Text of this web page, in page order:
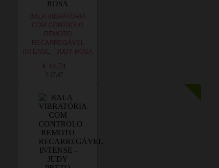
BALA VIBRATÓRIA
COM CONTROLO
REMOTO
RECARREGÁVEL
INTENSE - JUDY ROSA
€ 14,74
€ 17,47